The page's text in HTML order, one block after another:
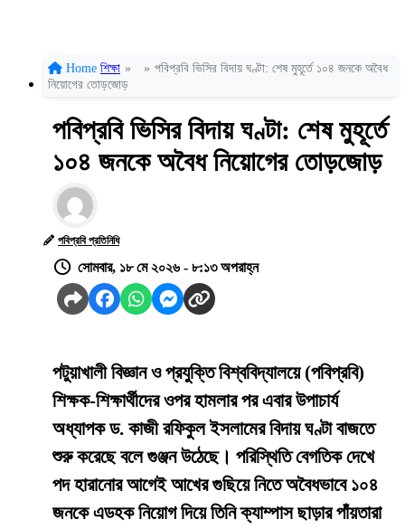
Home শিক্ষা » » পবিপ্রবি ভিসির বিদায় ঘণ্টা: শেষ মুহূর্তে ১০৪ জনকে অবৈধ
নিয়োগের তোড়জোড়
পবিপ্রবি ভিসির বিদায় ঘণ্টা: শেষ মুহূর্তে
১০৪ জনকে অবৈধ নিয়োগের তোড়জোড়
পবিপ্রবি প্রতিনিধি
সোমবার, ১৮ মে ২০২৬ - ৮:১৩ অপরাহ্ন
পটুয়াখালী বিজ্ঞান ও প্রযুক্তি বিশ্ববিদ্যালয়ে (পবিপ্রবি)
শিক্ষক-শিক্ষার্থীদের ওপর হামলার পর এবার উপাচার্য
অধ্যাপক ড. কাজী রফিকুল ইসলামের বিদায় ঘণ্টা বাজতে
শুরু করেছে বলে গুঞ্জন উঠেছে। পরিস্থিতি বেগতিক দেখে
পদ হারানোর আগেই আখের গুছিয়ে নিতে অবৈধভাবে ১০৪
জনকে এডহক নিয়োগ দিয়ে তিনি ক্যাম্পাস ছাড়ার পাঁয়তারা